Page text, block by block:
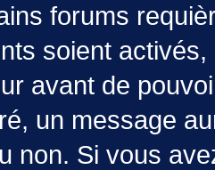
forums
soient
avant de
un message
non. Si vous